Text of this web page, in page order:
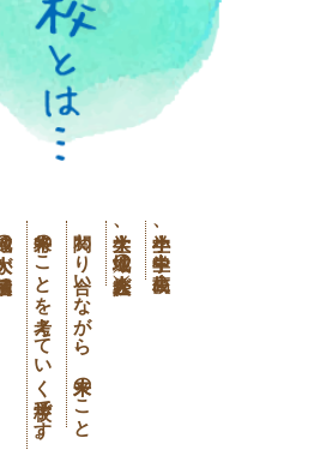
小学生、中学生、高校生、
大学生、地域の大人（社会人）が
関わり合いながら、未来のこと
将来のことを考えていく学校です。
極的に